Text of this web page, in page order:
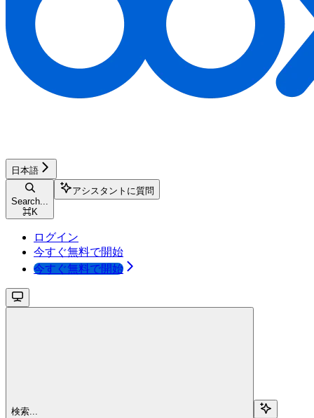
日本語
Search...
⌘K
アシスタントに質問
ログイン
今すぐ無料で開始
今すぐ無料で開始
検索...